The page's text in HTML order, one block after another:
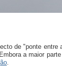
de "ponte
a maior
.